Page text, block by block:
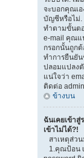
จะบอกคุณเ
บัญชีหรือไม่.
ทำตามขั้นต
e-mail คุณแ
กรอกนั้นถูกต้
ทำการยืนยั
ปลอมแปลง
แน่ใจว่า
ติดต่อ
ข้างบน
ฉันเคยเข้า
เข้าไม่ได้?!
สาเหตุส่ว
1.คุณป้อน